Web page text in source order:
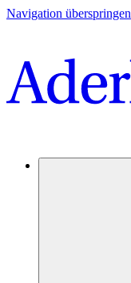
Navigation überspringen